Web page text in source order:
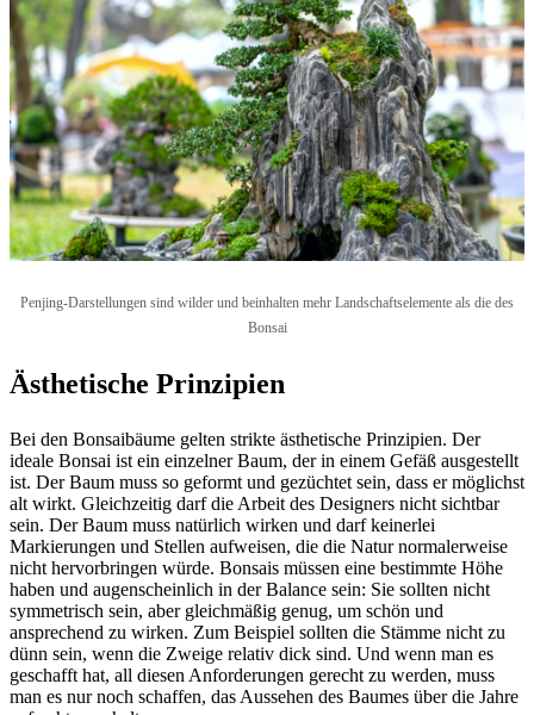
Penjing-Darstellungen sind wilder und beinhalten mehr Landschaftselemente als die des
Bonsai
Ästhetische Prinzipien
Bei den Bonsaibäume gelten strikte ästhetische Prinzipien. Der
ideale Bonsai ist ein einzelner Baum, der in einem Gefäß ausgestellt
ist. Der Baum muss so geformt und gezüchtet sein, dass er möglichst
alt wirkt. Gleichzeitig darf die Arbeit des Designers nicht sichtbar
sein. Der Baum muss natürlich wirken und darf keinerlei
Markierungen und Stellen aufweisen, die die Natur normalerweise
nicht hervorbringen würde. Bonsais müssen eine bestimmte Höhe
haben und augenscheinlich in der Balance sein: Sie sollten nicht
symmetrisch sein, aber gleichmäßig genug, um schön und
ansprechend zu wirken. Zum Beispiel sollten die Stämme nicht zu
dünn sein, wenn die Zweige relativ dick sind. Und wenn man es
geschafft hat, all diesen Anforderungen gerecht zu werden, muss
man es nur noch schaffen, das Aussehen des Baumes über die Jahre